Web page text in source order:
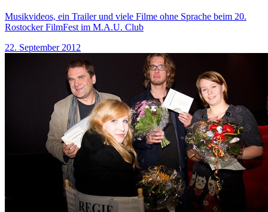
Musikvideos, ein Trailer und viele Filme ohne Sprache beim 20.
Rostocker FilmFest im M.A.U. Club
22. September 2012